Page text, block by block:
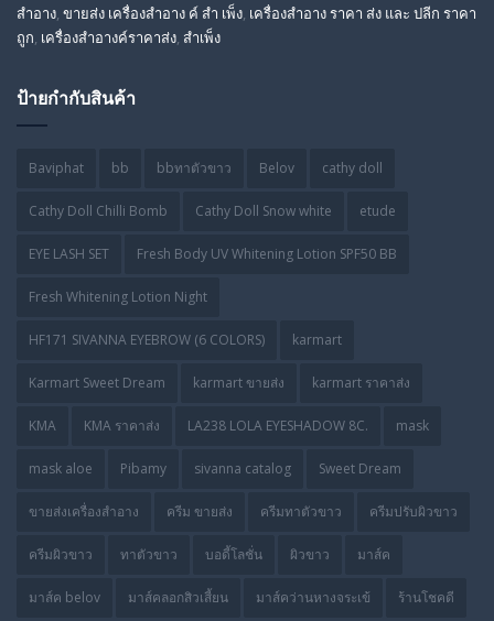
สําอาง, ขายส่ง เครื่องสำอาง ค์ สำ เพ็ง, เครื่องสำอาง ราคา ส่ง และ ปลีก ราคา
ถูก, เครื่องสำอางค์ราคาส่ง, สำเพ็ง
ป้ายกำกับสินค้า
Baviphat bb bbทาตัวขาว Belov cathy doll
Cathy Doll Chilli Bomb Cathy Doll Snow white etude
EYE LASH SET Fresh Body UV Whitening Lotion SPF50 BB
Fresh Whitening Lotion Night
HF171 SIVANNA EYEBROW (6 COLORS) karmart
Karmart Sweet Dream karmart ขายส่ง karmart ราคาส่ง
KMA KMA ราคาส่ง LA238 LOLA EYESHADOW 8C. mask
mask aloe Pibamy sivanna catalog Sweet Dream
ขายส่งเครื่องสำอาง ครีม ขายส่ง ครีมทาตัวขาว ครีมปรับผิวขาว
ครีมผิวขาว ทาตัวขาว บอดี้โลชั่น ผิวขาว มาส์ค
มาส์ค belov มาส์คลอกสิวเสี้ยน มาส์คว่านหางจระเข้ ร้านโชคดี